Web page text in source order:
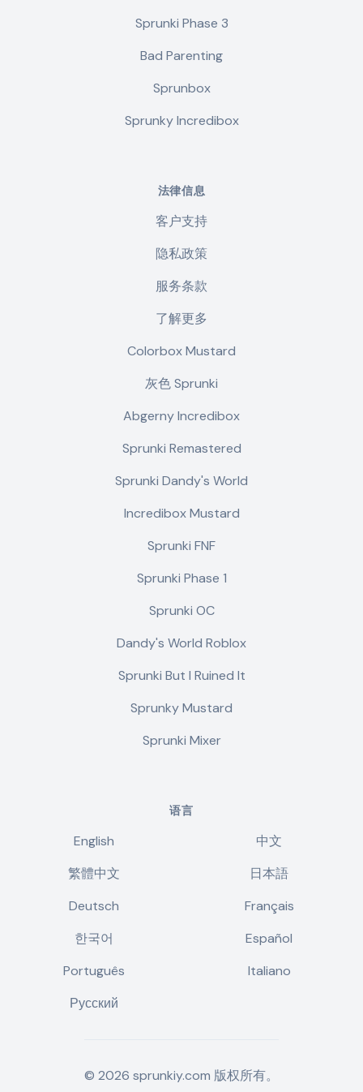
Sprunki Phase 3
Bad Parenting
Sprunbox
Sprunky Incredibox
法律信息
客户支持
隐私政策
服务条款
了解更多
Colorbox Mustard
灰色 Sprunki
Abgerny Incredibox
Sprunki Remastered
Sprunki Dandy's World
Incredibox Mustard
Sprunki FNF
Sprunki Phase 1
Sprunki OC
Dandy's World Roblox
Sprunki But I Ruined It
Sprunky Mustard
Sprunki Mixer
语言
English
中文
繁體中文
日本語
Deutsch
Français
한국어
Español
Português
Italiano
Русский
© 2026 sprunkiy.com 版权所有。